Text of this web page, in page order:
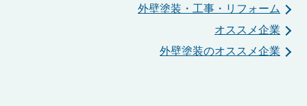
外壁塗装・工事・リフォーム
オススメ企業
外壁塗装のオススメ企業